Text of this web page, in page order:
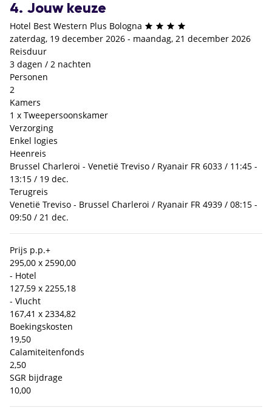
4. Jouw keuze
Hotel Best Western Plus Bologna
zaterdag, 19 december 2026 - maandag, 21 december 2026
Reisduur
3 dagen / 2 nachten
Personen
2
Kamers
1 x Tweepersoonskamer
Verzorging
Enkel logies
Heenreis
Brussel Charleroi - Venetië Treviso / Ryanair FR 6033 / 11:45 -
13:15 / 19 dec.
Terugreis
Venetië Treviso - Brussel Charleroi / Ryanair FR 4939 / 08:15 -
09:50 / 21 dec.
Prijs p.p.+
295,00 x 2590,00
- Hotel
127,59 x 2255,18
- Vlucht
167,41 x 2334,82
Boekingskosten
19,50
Calamiteitenfonds
2,50
SGR bijdrage
10,00